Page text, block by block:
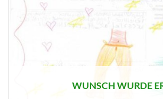
WUNSCH WURDE